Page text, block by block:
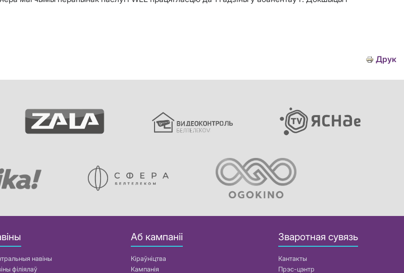
Друк
навіны
філіялаў
Аб кампаніі
Кіраўніцтва
Кампанія
Зваротная сувязь
Кантакты
Прэс-цэнтр